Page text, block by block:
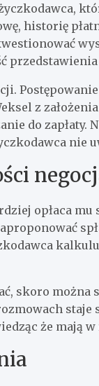
historię
z
do zapłaty.
nie
opłaca
skoro można
że mają